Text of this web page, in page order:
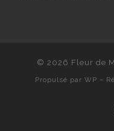
© 2026 Fleur de
Propulsé par WP –